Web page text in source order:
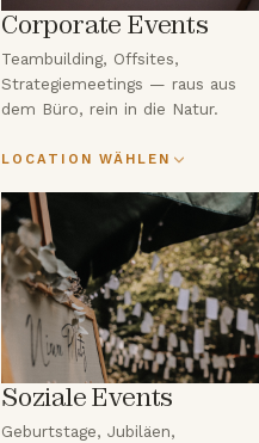
Corporate Events
Teambuilding, Offsites,
Strategiemeetings — raus aus
dem Büro, rein in die Natur.
LOCATION WÄHLEN
Soziale Events
Geburtstage, Jubiläen,